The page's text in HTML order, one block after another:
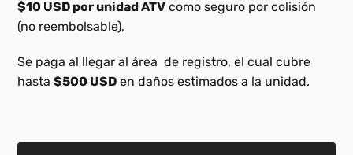
$10 USD por unidad ATV como seguro por colisión
(no reembolsable),
Se paga al llegar al área de registro, el cual cubre
hasta$500 USD en daños estimados a la unidad.